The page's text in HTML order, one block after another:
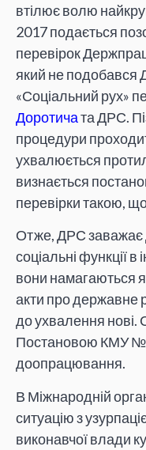
втілює волю
2017 подається
перевірок
який не подобався
«Соціальний рух»
Доротичата ДРС.
процедури
ухвалюється
визнається
перевірки такою,
Отже, ДРС заважає
соціальні функції в
вони намагаються
акти про державне
до ухвалення нові.
Постановою КМУ
доопрацювання.
В Міжнародній
ситуацію з
виконавчої влади